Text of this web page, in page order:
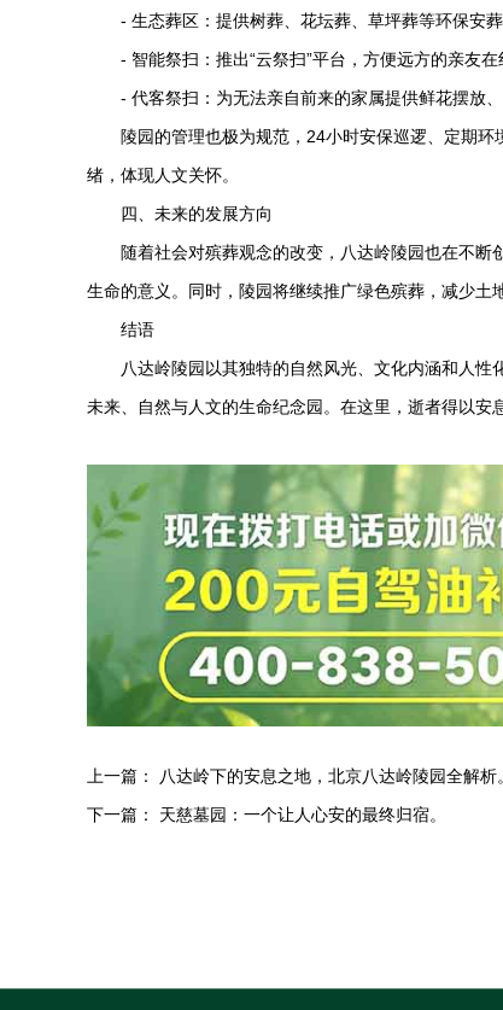
- 生态葬区：提供树葬、花坛葬、草坪葬等环保安
- 智能祭扫：推出“云祭扫”平台，方便远方的亲友在
- 代客祭扫：为无法亲自前来的家属提供鲜花摆放、
陵园的管理也极为规范，24小时安保巡逻、定期
绪，体现人文关怀。
四、未来的发展方向
随着社会对殡葬观念的改变， 八达岭陵园也在不断
生命的意义。同时，陵园将继续推广绿色殡葬，减少土
结语
八达岭陵园 以其独特的自然风光、文化内涵和人
未来、自然与人文的生命纪念园。在这里，逝者得以安
上一篇： 八达岭下的安息之地，北京八达岭陵园全解析。
下一篇： 天慈墓园：一个让人心安的最终归宿。